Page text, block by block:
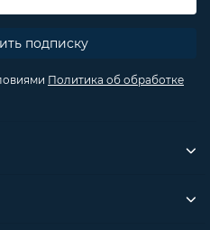
подписку
Политика об обработке